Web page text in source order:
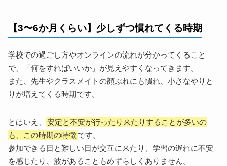
【3〜6か月くらい】少しずつ慣れてくる時期
学校での過ごし方やオンラインの流れが分かってくること
で、「何をすればいいか」が見えやすくなってきます。
また、先生やクラスメイトの顔ぶれにも慣れ、小さなやりと
りが増えてくる時期です。
とはいえ、
安定と不安が行ったり来たりすることが多いの
も、この時期の特徴です。
参加できる日と難しい日が交互に来たり、学習の遅れに不安
を感じたり、波があることもめずらしくありません。